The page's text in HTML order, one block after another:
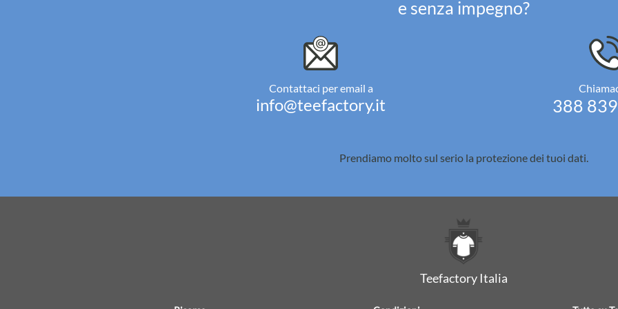
e senza impegno?
Contattaci per email a
info@teefactory.it 388
Prendiamo molto sul serio la protezione dei tuoi dati.
Teefactory Italia